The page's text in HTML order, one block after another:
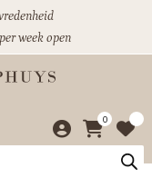
week open
0